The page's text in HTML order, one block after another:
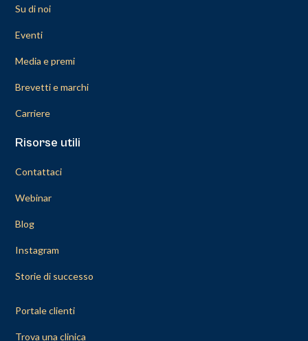
Su di noi
Eventi
Media e premi
Brevetti e marchi
Carriere
Risorse utili
Contattaci
Webinar
Blog
Instagram
Storie di successo
Portale clienti
Trova una clinica